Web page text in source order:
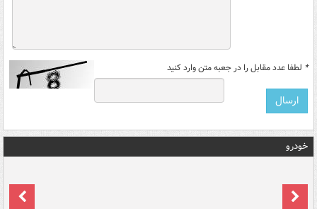
* لطفا عدد مقابل را در جعبه متن وارد کنید
خودرو